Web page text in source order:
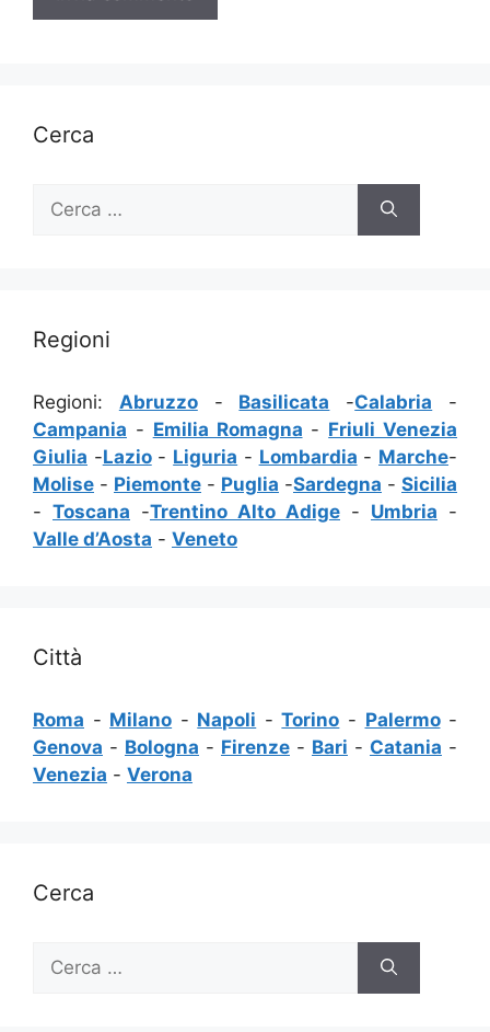
Cerca
per:
Regioni
Regioni: Abruzzo- Basilicata -Calabria -
Campania - Emilia Romagna - Friuli Venezia
Giulia -Lazio- Liguria - Lombardia - Marche-
Molise - Piemonte - Puglia -Sardegna - Sicilia
- Toscana -Trentino Alto Adige - Umbria -
Valle d’Aosta - Veneto
Città
Roma - Milano - Napoli -Torino - Palermo-
Genova - Bologna - Firenze - Bari - Catania -
Venezia - Verona
Cerca
per: